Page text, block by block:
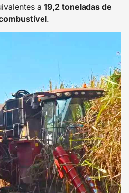
a 19,2 toneladas de
.